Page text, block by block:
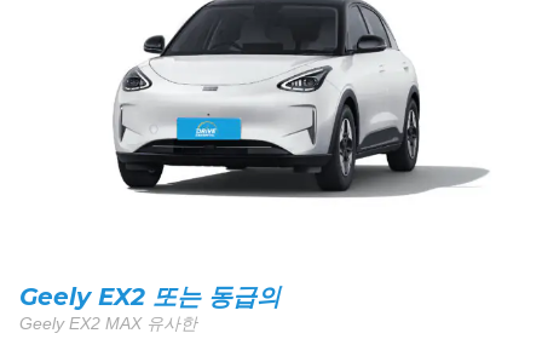
Geely EX2 또는 동급의
Geely EX2 MAX 유사한